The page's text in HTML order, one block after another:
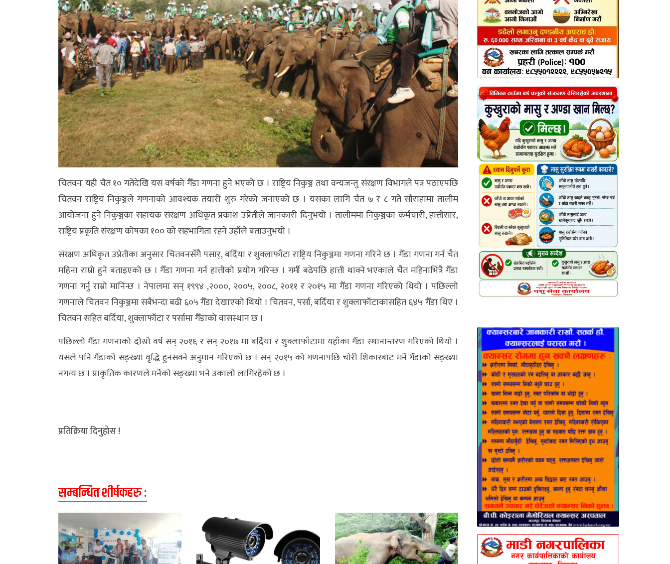
चितवनः यही चैत १० गतेदेखि यस वर्षको गैँडा गणना हुने भएको छ । राष्ट्रिय निकुञ्ज तथा वन्यजन्तु संरक्षण विभागले पत्र पठाएपछि
चितवन राष्ट्रिय निकुञ्जले गणनाको आवश्यक तयारी शुरु गरेको जनाएको छ । यसका लागि चैत ७ र ८ गते सौराहामा तालीम
आयोजना हुने निकुञ्जका सहायक संरक्षण अधिकृत प्रकाश उप्रेतीले जानकारी दिनुभयो । तालीममा निकुञ्जका कर्मचारी, हात्तीसार,
राष्ट्रिय प्रकृति संरक्षण कोषका १०० को सहभागिता रहने उहाँले बताउनुभयो ।
संरक्षण अधिकृत उप्रेतीका अनुसार चितवनसँगै पसार्, बर्दिया र शुक्लाफाँटा राष्ट्रिय निकुञ्जमा गणना गरिने छ । गैँडा गणना गर्न चैत
महिना राम्रो हुने बताइएको छ । गैँडा गणना गर्न हात्तीको प्रयोग गरिन्छ । गर्मी बढेपछि हात्ती थाक्ने भएकाले चैत महिनाभित्रै गैँडा
गणना गर्नु राम्रो मानिन्छ । नेपालमा सन् १९९४ ,२०००, २००५, २००८, २०११ र २०१५ मा गैँडा गणना गरिएको थियो । पछिल्लो
गणनाले चितवन निकुञ्जमा सबैभन्दा बढी ६०५ गैँडा देखाएको थियो । चितवन, पर्सा, बर्दिया र शुक्लाफाँटाकासहित ६४५ गैँडा थिए ।
चितवन सहित बर्दिया, शुक्लाफाँटा र पर्सामा गैँडाको वासस्थान छ ।
पछिल्लो गैँडा गणनाको दोस्रो वर्ष सन् २०१६ र सन् २०१७ मा बर्दिया र शुक्लाफाँटामा यहाँका गैँडा स्थानान्तरण गरिएको थियो ।
यसले पनि गैँडाको सङ्ख्या वृद्धि हुनसक्ने अनुमान गरिएको छ । सन् २०१५ को गणनापछि चोरी शिकारबाट मर्ने गैँडाको सङ्ख्या
नगन्य छ । प्राकृतिक कारणले मर्नेको सङ्ख्या भने उकालो लागिरहेको छ ।
प्रतिक्रिया दिनुहोस !
सम्बन्धित शीर्षकहरु :